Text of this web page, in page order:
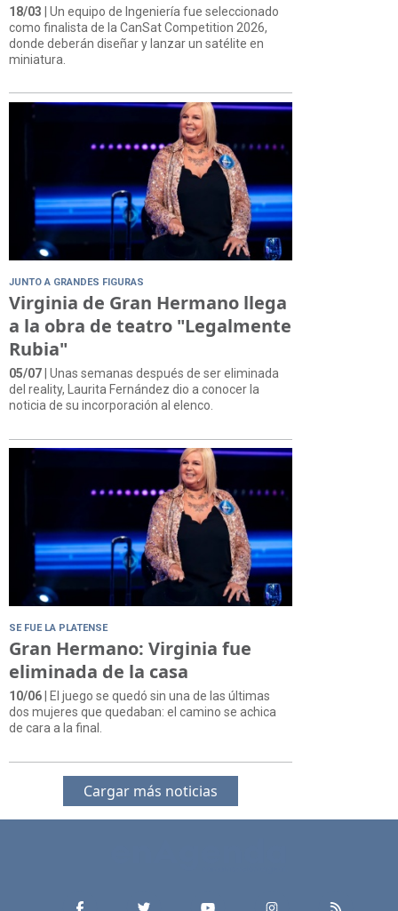
18/03 | Un equipo de Ingeniería fue seleccionado
como finalista de la CanSat Competition 2026,
donde deberán diseñar y lanzar un satélite en
miniatura.
JUNTO A GRANDES FIGURAS
Virginia de Gran Hermano llega
a la obra de teatro "Legalmente
Rubia"
05/07 | Unas semanas después de ser eliminada
del reality, Laurita Fernández dio a conocer la
noticia de su incorporación al elenco.
SE FUE LA PLATENSE
Gran Hermano: Virginia fue
eliminada de la casa
10/06 | El juego se quedó sin una de las últimas
dos mujeres que quedaban: el camino se achica
de cara a la final.
Cargar más noticias